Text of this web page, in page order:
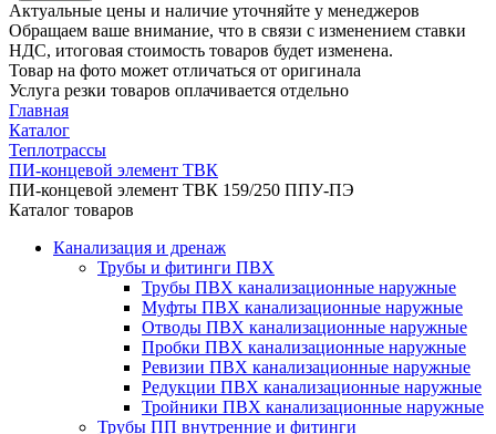
Актуальные цены и наличие уточняйте у менеджеров
Обращаем ваше внимание, что в связи с изменением ставки
НДС, итоговая стоимость товаров будет изменена.
Товар на фото может отличаться от оригинала
Услуга резки товаров оплачивается отдельно
Главная
Каталог
Теплотрассы
ПИ-концевой элемент ТВК
ПИ-концевой элемент ТВК 159/250 ППУ-ПЭ
Каталог товаров
Канализация и дренаж
Трубы и фитинги ПВХ
Трубы ПВХ канализационные наружные
Муфты ПВХ канализационные наружные
Отводы ПВХ канализационные наружные
Пробки ПВХ канализационные наружные
Ревизии ПВХ канализационные наружные
Редукции ПВХ канализационные наружные
Тройники ПВХ канализационные наружные
Трубы ПП внутренние и фитинги